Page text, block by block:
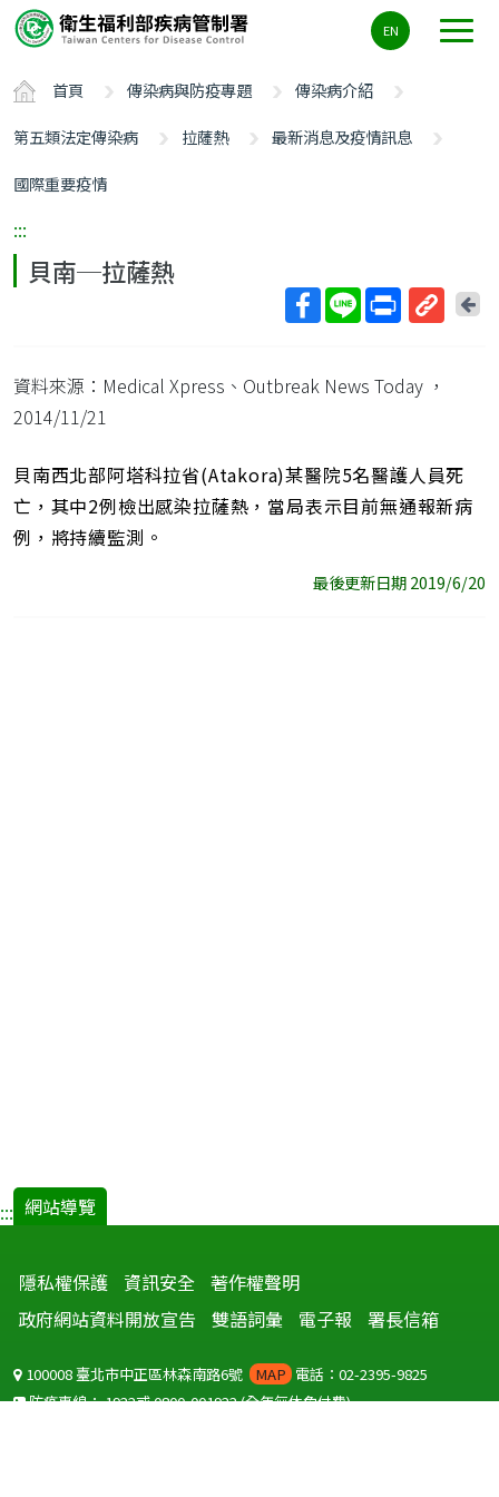
要
容
ALT+C
EN
首頁 傳染病與防疫專題
傳染病介紹
第五類法定傳染病
拉薩熱
最新消息及疫情訊息
國際重要疫情
:::
貝南─拉薩熱
短
回
資料來源：Medical Xpress、Outbreak News Today ，
2014/11/21
貝南西北部阿塔科拉省(Atakora)某醫院5名醫護人員死
亡，其中2例檢出感染拉薩熱，當局表示目前無通報新病
例，將持續監測。
最後更新日期 2019/6/20
::: 網站導覽
隱私權保護 資訊安全 著作權聲明
政府網站資料開放宣告
雙語詞彙 電子報 署長信箱
100008 臺北市中正區林森南路6號 MAP 電話：02-2395-9825
防疫專線：1922或0800-001922(全年無休免付費)